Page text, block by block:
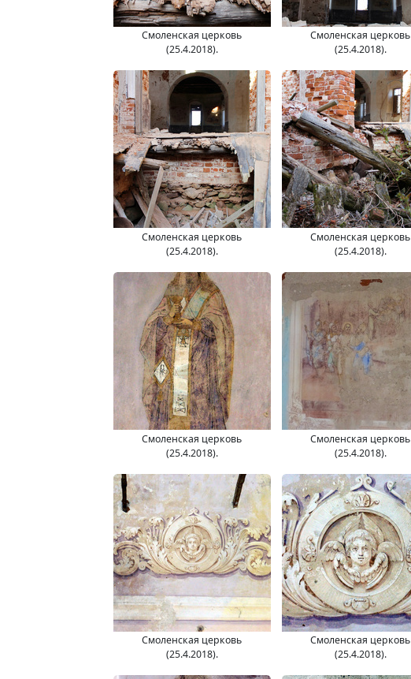
Смоленская церковь
(25.4.2018).
Смоленская церковь
(25.4.2018).
Смоленская церковь
(25.4.2018).
Смоленская церковь
(25.4.2018).
Смоленская церковь
(25.4.2018).
Смоленская церковь
(25.4.2018).
Смоленская церковь
(25.4.2018).
Смоленская церковь
(25.4.2018).